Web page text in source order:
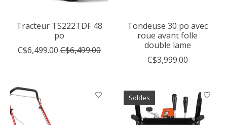
Tracteur TS222TDF 48
po
C$6,499.00 C$6,499.00
Tondeuse 30 po avec
roue avant folle
double lame
C$3,999.00
Soldes